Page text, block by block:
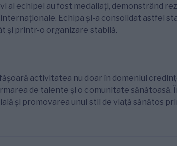
ai echipei au fost medaliați, demonstrând
Echipa și-a consolidat astfel
și printr-o organizare stabilă.
activitatea nu doar în domeniul
de talente și o comunitate sănătoasă.
și promovarea unui stil de viață sănătos